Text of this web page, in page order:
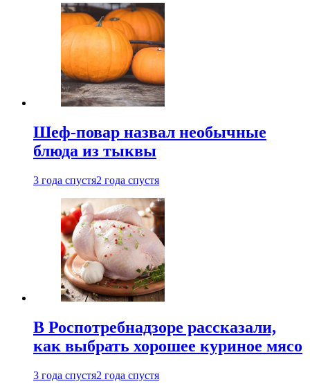
Шеф-повар назвал необычные
блюда из тыквы
3 года спустя2 года спустя
В Роспотребнадзоре рассказали,
как выбрать хорошее куриное мясо
3 года спустя2 года спустя